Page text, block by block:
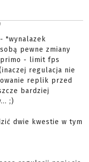
"wynalazek
pewne zmiany
primo - limit fps
regulacja nie
replik przed
bardziej
;)
dwie kwestie w tym